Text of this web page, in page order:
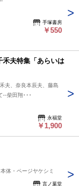
手塚書房
￥550
夫特集「あらいは
夫、奈良本辰夫、藤島
柴田翔･･･
永福堂
￥1,900
体・ページヤケシミ
言ノ葉堂